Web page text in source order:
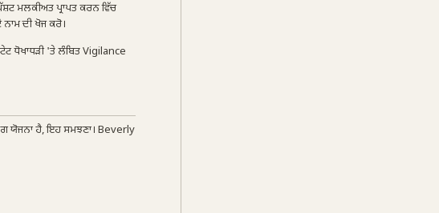
ਮਲਕੀਅਤ ਪ੍ਰਾਪਤ ਕਰਨ ਵਿੱਚ
ਦੀ ਖੋਜ ਕਰੋ।
ਧੋਖਾਧੜੀ 'ਤੇ ਲੰਬਿਤ Vigilance
ਯੋਜਨਾ ਹੈ, ਇਹ ਸਮਝਣਾ। Beverly